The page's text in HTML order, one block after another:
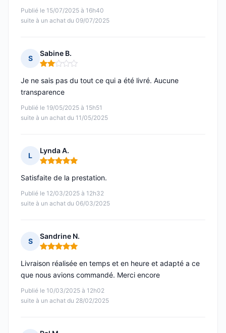
Publié le 15/07/2025 à 16h40
suite à un achat du 09/07/2025
S
Sabine B.
Note : 2 sur 5
Publié le 19/05/2025 à 15h51
suite à un achat du 11/05/2025
Je ne sais pas du tout ce qui a été livré. Aucune
transparence
L
Lynda A.
Note : 5 sur 5
Publié le 12/03/2025 à 12h32
suite à un achat du 06/03/2025
Satisfaite de la prestation.
S
Sandrine N.
Note : 5 sur 5
Publié le 10/03/2025 à 12h02
suite à un achat du 28/02/2025
Livraison réalisée en temps et en heure et adapté a ce
que nous avions commandé. Merci encore